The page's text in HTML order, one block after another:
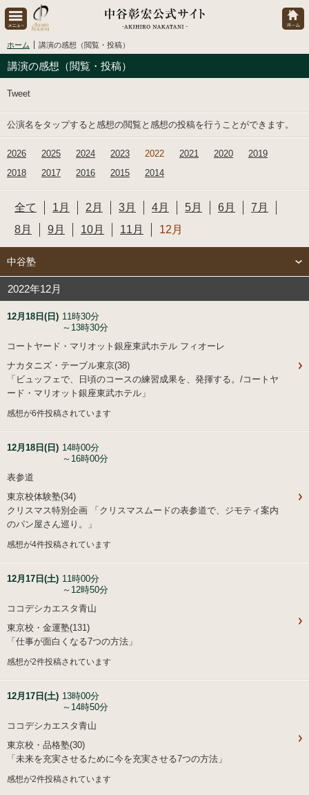
ホーム 講演の感想（閲覧・投稿）
講演の感想（閲覧・投稿）
Tweet
公演名をタップすると感想の閲覧と感想の投稿を行うことができます。
2026 2025 2024 2023 2022 2021 2020
2019
2018
2017 2016 2015 2014
全て 1月 2月 3月 4月 5月 6月
7月
8月
9月 10月 11月 12月
中谷塾
2022年12月
12月18日(日) 11時30分
～13時30分
コートヤード・マリオット銀座東武ホテル フィオーレ
ナカタニズ・テーブル東京(38)
「ビュッフェで、日頃のコースの練習成果を、発揮する。/コートヤ
ード・マリオット銀座東武ホテル」
感想が6件投稿されています
12月18日(日) 14時00分
～16時00分
表参道
東京校体験塾(34)
クリスマス特別企画 「クリスマスムードの表参道で、ジモティ案内
のパン屋さん巡り。」
感想が4件投稿されています
12月17日(土) 11時00分
～12時50分
ココデシカエスタ青山
東京校・金運塾(131)
「仕事が面白くなる7つの方法」
感想が2件投稿されています
12月17日(土) 13時00分
～14時50分
ココデシカエスタ青山
東京校・品格塾(30)
「未来を充実させるために今を充実させる7つの方法」
感想が2件投稿されています